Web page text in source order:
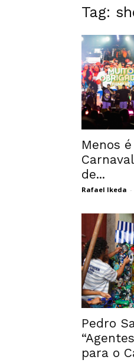
Tag:
Menos
de...
Rafael Ikeda -
Pedro
para o